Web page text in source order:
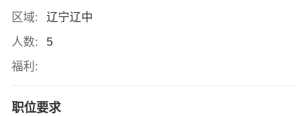
区域:
辽宁辽中
人数:
5
福利:
职位要求